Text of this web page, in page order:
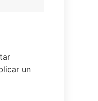
un